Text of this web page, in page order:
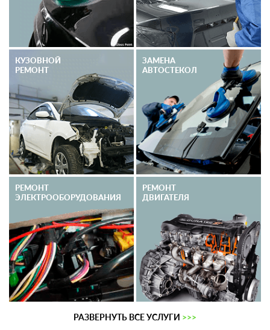
КУЗОВНОЙ
РЕМОНТ
ЗАМЕНА
АВТОСТЕКОЛ
РЕМОНТ
ЭЛЕКТРО­ОБОРУДОВАНИЯ
РЕМОНТ
ДВИГАТЕЛЯ
РАЗВЕРНУТЬ ВСЕ УСЛУГИ >>>